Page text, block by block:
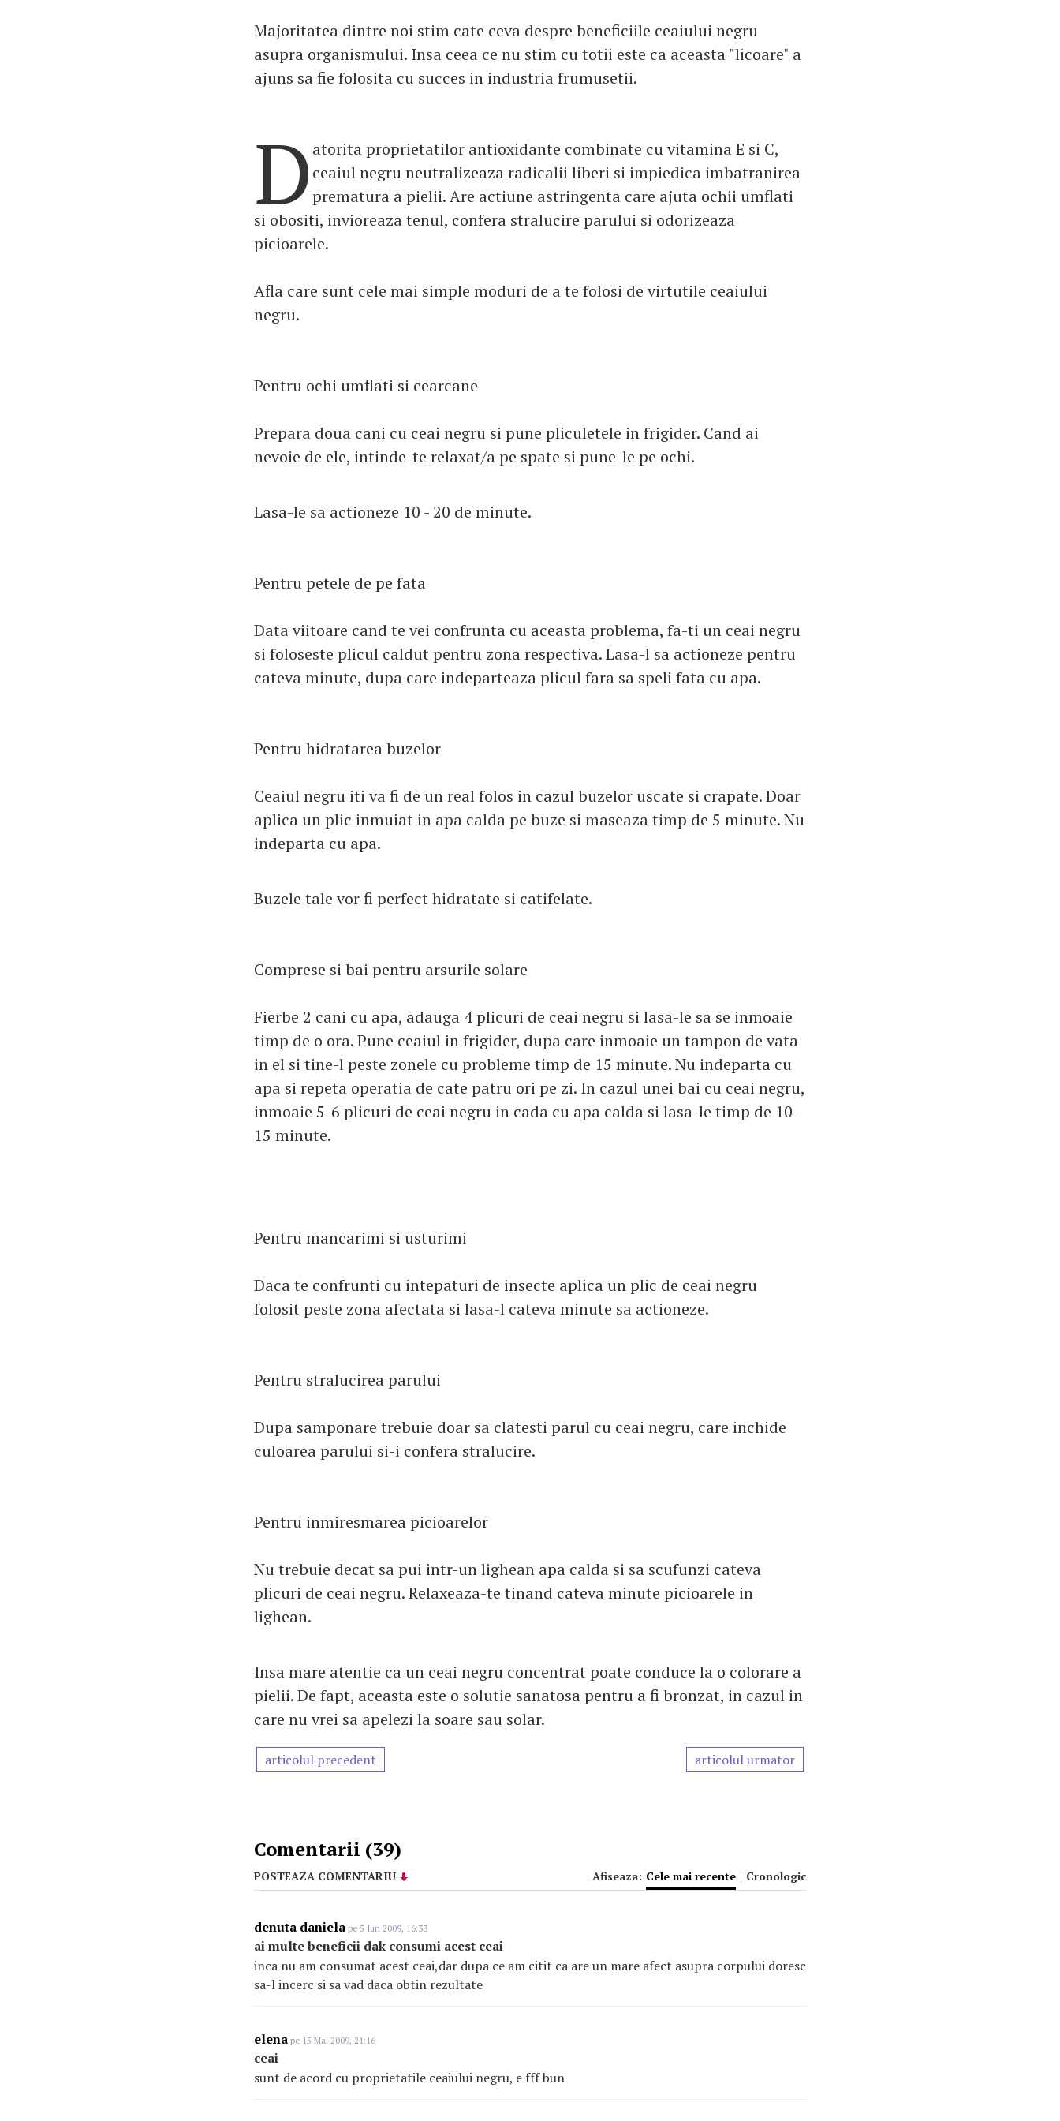
Majoritatea dintre noi stim cate ceva despre beneficiile ceaiului negru
asupra organismului. Insa ceea ce nu stim cu totii este ca aceasta "licoare" a
ajuns sa fie folosita cu succes in industria frumusetii.
D atorita proprietatilor antioxidante combinate cu vitamina E si C,
ceaiul negru neutralizeaza radicalii liberi si impiedica imbatranirea
prematura a pielii. Are actiune astringenta care ajuta ochii umflati
si obositi, invioreaza tenul, confera stralucire parului si odorizeaza
picioarele.
Afla care sunt cele mai simple moduri de a te folosi de virtutile ceaiului
negru.
Pentru ochi umflati si cearcane
Prepara doua cani cu ceai negru si pune pliculetele in frigider. Cand ai
nevoie de ele, intinde-te relaxat/a pe spate si pune-le pe ochi.
Lasa-le sa actioneze 10 - 20 de minute.
Pentru petele de pe fata
Data viitoare cand te vei confrunta cu aceasta problema, fa-ti un ceai negru
si foloseste plicul caldut pentru zona respectiva. Lasa-l sa actioneze pentru
cateva minute, dupa care indeparteaza plicul fara sa speli fata cu apa.
Pentru hidratarea buzelor
Ceaiul negru iti va fi de un real folos in cazul buzelor uscate si crapate. Doar
aplica un plic inmuiat in apa calda pe buze si maseaza timp de 5 minute. Nu
indeparta cu apa.
Buzele tale vor fi perfect hidratate si catifelate.
Comprese si bai pentru arsurile solare
Fierbe 2 cani cu apa, adauga 4 plicuri de ceai negru si lasa-le sa se inmoaie
timp de o ora. Pune ceaiul in frigider, dupa care inmoaie un tampon de vata
in el si tine-l peste zonele cu probleme timp de 15 minute. Nu indeparta cu
apa si repeta operatia de cate patru ori pe zi. In cazul unei bai cu ceai negru,
inmoaie 5-6 plicuri de ceai negru in cada cu apa calda si lasa-le timp de 10-
15 minute.
Pentru mancarimi si usturimi
Daca te confrunti cu intepaturi de insecte aplica un plic de ceai negru
folosit peste zona afectata si lasa-l cateva minute sa actioneze.
Pentru stralucirea parului
Dupa samponare trebuie doar sa clatesti parul cu ceai negru, care inchide
culoarea parului si-i confera stralucire.
Pentru inmiresmarea picioarelor
Nu trebuie decat sa pui intr-un lighean apa calda si sa scufunzi cateva
plicuri de ceai negru. Relaxeaza-te tinand cateva minute picioarele in
lighean.
Insa mare atentie ca un ceai negru concentrat poate conduce la o colorare a
pielii. De fapt, aceasta este o solutie sanatosa pentru a fi bronzat, in cazul in
care nu vrei sa apelezi la soare sau solar.
articolul precedent articolul urmator
Comentarii (39)
POSTEAZA COMENTARIU Afiseaza: Cele mai recente | Cronologic
denuta daniela pe 5 Iun 2009, 16:33
ai multe beneficii dak consumi acest ceai
inca nu am consumat acest ceai,dar dupa ce am citit ca are un mare afect asupra corpului doresc
sa-l incerc si sa vad daca obtin rezultate
elena pe 15 Mai 2009, 21:16
ceai
sunt de acord cu proprietatile ceaiului negru, e fff bun